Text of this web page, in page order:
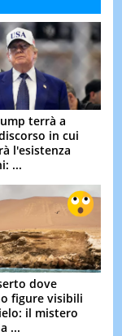
terrà a
in cui
l'esistenza
...
dove
figure visibili
il mistero
...